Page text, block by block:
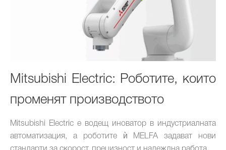
Mitsubishi Electric: Роботите, които
променят производството
Mitsubishi Electric е водещ иноватор в индустриалната
автоматизация, а роботите ѝ MELFA задават нови